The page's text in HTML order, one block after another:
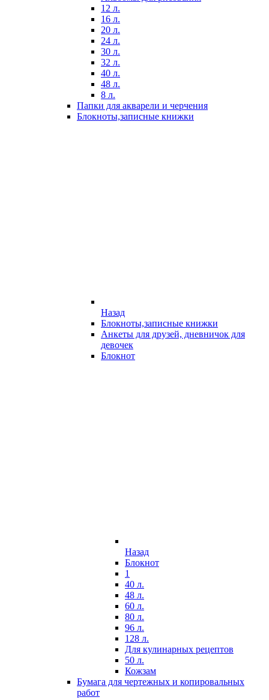
12 л.
16 л.
20 л.
24 л.
30 л.
32 л.
40 л.
48 л.
8 л.
Папки для акварели и черчения
Блокноты,записные книжки
Назад
Блокноты,записные книжки
Анкеты для друзей, дневничок для
девочек
Блокнот
Назад
Блокнот
1
40 л.
48 л.
60 л.
80 л.
96 л.
128 л.
Для кулинарных рецептов
50 л.
Кожзам
Бумага для чертежных и копировальных
работ